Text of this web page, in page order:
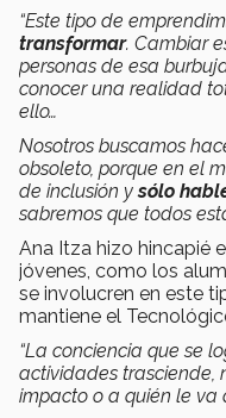
“Este tipo de
transformar. Cambiar
personas de esa
conocer una realidad
ello…
Nosotros buscamos
obsoleto, porque en el
de inclusión ysólo
sabremos que todos
Ana Itza hizo hincapié
jóvenes, como los
se involucren en este
mantiene el
“La conciencia que se
actividades trasciende,
impacto o a quién le va